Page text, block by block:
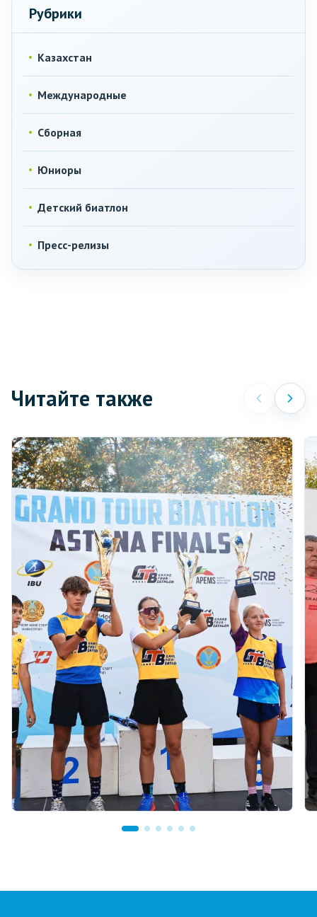
Рубрики
Казахстан
Международные
Сборная
Юниоры
Детский биатлон
Пресс-релизы
Читайте также